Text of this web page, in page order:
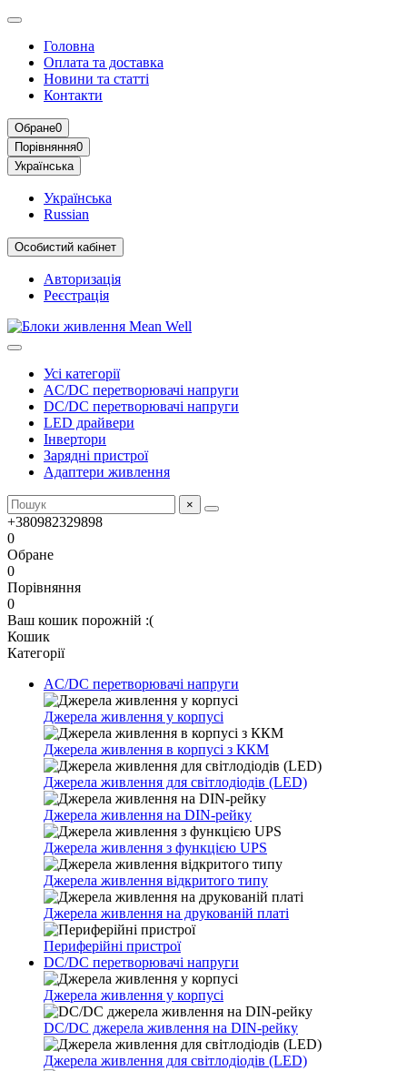
Головна
Оплата та доставка
Новини та статті
Контакти
Обране0
Порівняння0
Українська
Українська
Russian
Особистий кабінет
Авторизація
Реєстрація
Усі категорії
AC/DC перетворювачі напруги
DC/DC перетворювачі напруги
LED драйвери
Інвертори
Зарядні пристрої
Адаптери живлення
×
+380982329898
0
Обране
0
Порівняння
0
Ваш кошик порожній :(
Кошик
Категорії
AC/DC перетворювачі напруги
Джерела живлення у корпусі
Джерела живлення в корпусі з ККМ
Джерела живлення для світлодіодів (LED)
Джерела живлення на DIN-рейку
Джерела живлення з функцією UPS
Джерела живлення відкритого типу
Джерела живлення на друкованій платі
Периферійні пристрої
DC/DC перетворювачі напруги
Джерела живлення у корпусі
DC/DC джерела живлення на DIN-рейку
Джерела живлення для світлодіодів (LED)